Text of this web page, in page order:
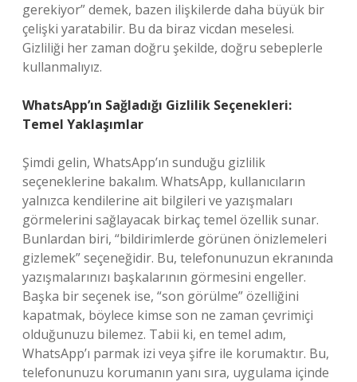
gerekiyor” demek, bazen ilişkilerde daha büyük bir
çelişki yaratabilir. Bu da biraz vicdan meselesi.
Gizliliği her zaman doğru şekilde, doğru sebeplerle
kullanmalıyız.
WhatsApp’ın Sağladığı Gizlilik Seçenekleri:
Temel Yaklaşımlar
Şimdi gelin, WhatsApp’ın sunduğu gizlilik
seçeneklerine bakalım. WhatsApp, kullanıcıların
yalnızca kendilerine ait bilgileri ve yazışmaları
görmelerini sağlayacak birkaç temel özellik sunar.
Bunlardan biri, “bildirimlerde görünen önizlemeleri
gizlemek” seçeneğidir. Bu, telefonunuzun ekranında
yazışmalarınızı başkalarının görmesini engeller.
Başka bir seçenek ise, “son görülme” özelliğini
kapatmak, böylece kimse son ne zaman çevrimiçi
olduğunuzu bilemez. Tabii ki, en temel adım,
WhatsApp’ı parmak izi veya şifre ile korumaktır. Bu,
telefonunuzu korumanın yanı sıra, uygulama içinde